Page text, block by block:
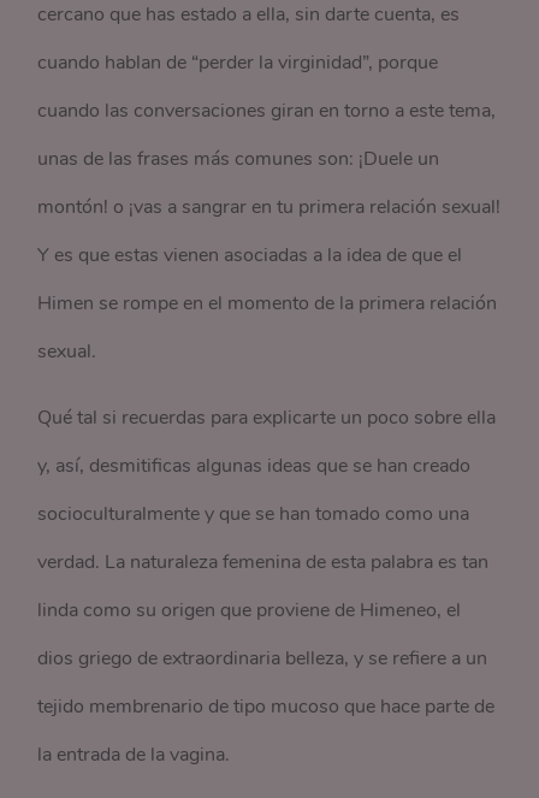
cercano que has estado a ella, sin darte cuenta, es
cuando hablan de “perder la virginidad”, porque
cuando las conversaciones giran en torno a este tema,
unas de las frases más comunes son: ¡Duele un
montón! o ¡vas a sangrar en tu primera relación sexual!
Y es que estas vienen asociadas a la idea de que el
Himen se rompe en el momento de la primera relación
sexual.
Qué tal si recuerdas para explicarte un poco sobre ella
y, así, desmitificas algunas ideas que se han creado
socioculturalmente y que se han tomado como una
verdad. La naturaleza femenina de esta palabra es tan
linda como su origen que proviene de Himeneo, el
dios griego de extraordinaria belleza, y se refiere a un
tejido membrenario de tipo mucoso que hace parte de
la entrada de la vagina.